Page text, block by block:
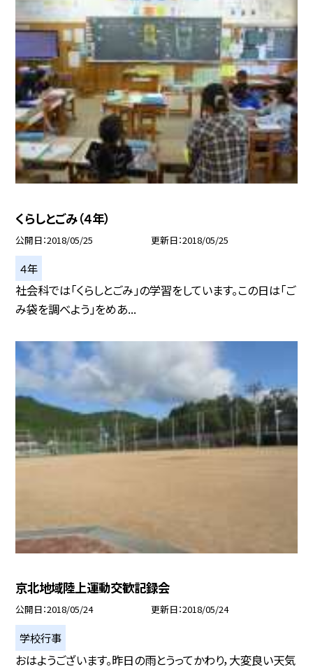
くらしとごみ（４年）
公開日 2018/05/25 更新日 2018/05/25
４年
社会科では「くらしとごみ」の学習をしています。この日は「ご
み袋を調べよう」をめあ...
京北地域陸上運動交歓記録会
公開日 2018/05/24 更新日 2018/05/24
学校行事
おはようございます。昨日の雨とうってかわり，大変良い天気